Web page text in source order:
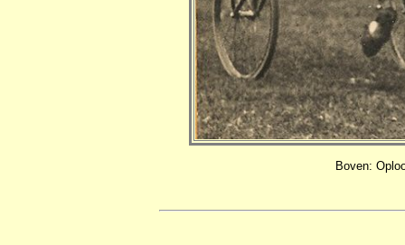
Boven: